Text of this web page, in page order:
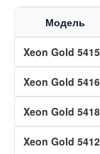
Модель
Xeon Gold
Xeon Gold
Xeon Gold
Xeon Gold